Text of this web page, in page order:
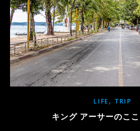
LIFE , TRIP
キング アーサーのこ